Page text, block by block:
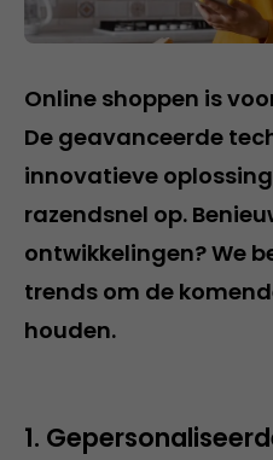
Online shoppen is
De geavanceerde
innovatieve
razendsnel op.
ontwikkelingen? We
trends om de
houden.
1.